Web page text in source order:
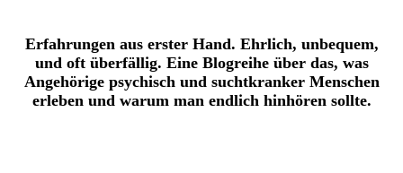
Erfahrungen aus erster Hand. Ehrlich, unbequem,
und oft überfällig. Eine Blogreihe über das, was
Angehörige psychisch und suchtkranker Menschen
erleben und warum man endlich hinhören sollte.